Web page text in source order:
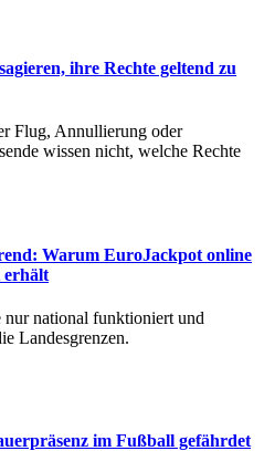
ihre Rechte geltend zu
Flug, Annullierung oder
wissen nicht, welche Rechte
Warum EuroJackpot online
erhält
nur national funktioniert und
Landesgrenzen.
im Fußball gefährdet